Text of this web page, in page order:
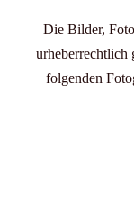
Die Bilder,
urheberrechtlich
folgenden